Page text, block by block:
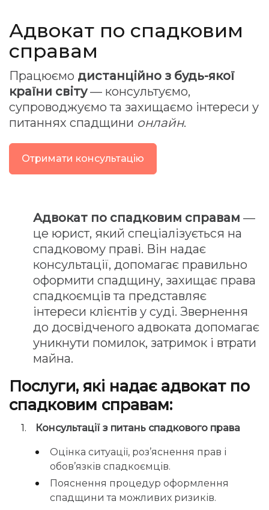
Адвокат по спадковим
справам
Працюємо дистанційно з будь-якої
країни світу— консультуємо,
супроводжуємо та захищаємо інтереси у
питаннях спадщини онлайн.
Отримати консультацію
Адвокат по спадковим справам —
це юрист, який спеціалізується на
спадковому праві. Він надає
консультації, допомагає правильно
оформити спадщину, захищає права
спадкоємців та представляє
інтереси клієнтів у суді. Звернення
до досвідченого адвоката допомагає
уникнути помилок, затримок і втрати
майна.
Послуги, які надає адвокат по
спадковим справам:
Консультації з питань спадкового права
Оцінка ситуації, роз’яснення прав і
обов’язків спадкоємців.
Пояснення процедур оформлення
спадщини та можливих ризиків.